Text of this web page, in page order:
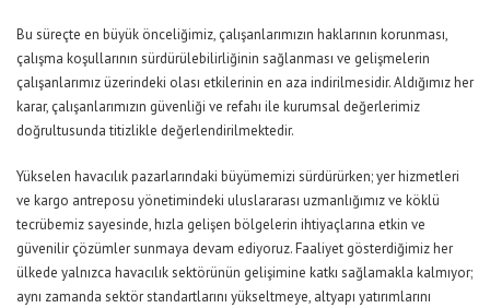
Bu süreçte en büyük önceliğimiz, çalışanlarımızın haklarının korunması,
çalışma koşullarının sürdürülebilirliğinin sağlanması ve gelişmelerin
çalışanlarımız üzerindeki olası etkilerinin en aza indirilmesidir. Aldığımız her
karar, çalışanlarımızın güvenliği ve refahı ile kurumsal değerlerimiz
doğrultusunda titizlikle değerlendirilmektedir.
Yükselen havacılık pazarlarındaki büyümemizi sürdürürken; yer hizmetleri
ve kargo antreposu yönetimindeki uluslararası uzmanlığımız ve köklü
tecrübemiz sayesinde, hızla gelişen bölgelerin ihtiyaçlarına etkin ve
güvenilir çözümler sunmaya devam ediyoruz. Faaliyet gösterdiğimiz her
ülkede yalnızca havacılık sektörünün gelişimine katkı sağlamakla kalmıyor;
aynı zamanda sektörstandartlarını yükseltmeye, altyapı yatırımlarını